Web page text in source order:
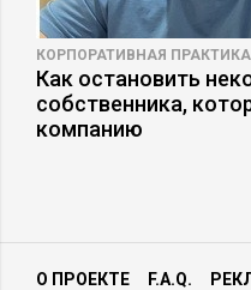
КОРПОРАТИВНАЯ ПРАКТИКА
Как остановить
собственника,
компанию
О ПРОЕКТЕ F.A.Q.